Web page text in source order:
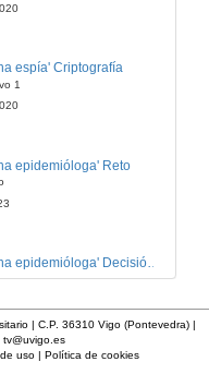
espía' Criptografía
1
epidemióloga' Reto
'Cóntacho unha epidemióloga' Decisións nun partido de baloncesto 4
| C.P. 36310 Vigo (Pontevedra) |
tv@uvigo.es
uso| Política de cookies